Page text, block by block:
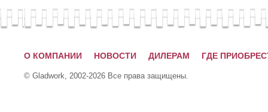
О КОМПАНИИ НОВОСТИ ДИЛЕРАМ ГДЕ
© Gladwork, 2002-2026 Все права защищены.